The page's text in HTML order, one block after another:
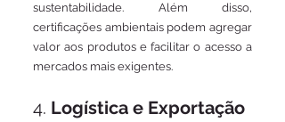
sustentabilidade. Além disso,
certificações ambientais podem agregar
valor aos produtos e facilitar o acesso a
mercados mais exigentes.
4. Logística e Exportação